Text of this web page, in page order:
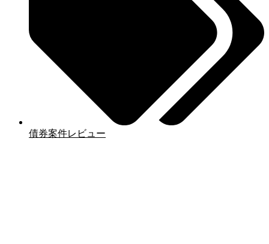
債券案件レビュー